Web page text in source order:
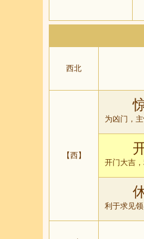
西北
【西】
为凶门，
开门大吉
利于求见